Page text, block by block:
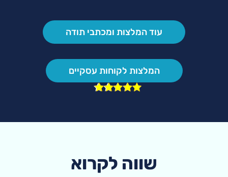
עוד המלצות ומכתבי תודה
המלצות לקוחות עסקיים
שווה לקרוא